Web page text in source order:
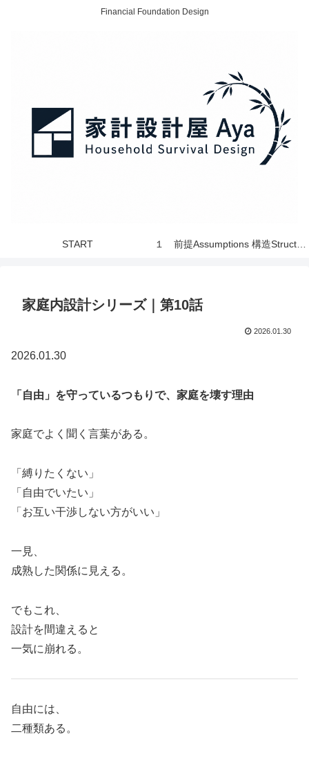
Financial Foundation Design
START
家庭内設計シリーズ｜第10話
2026.01.30
2026.01.30
「自由」を守っているつもりで、家庭を壊す理由
家庭でよく聞く言葉がある。
「縛りたくない」
「自由でいたい」
「お互い干渉しない方がいい」
一見、
成熟した関係に見える。
でもこれ、
設計を間違えると
一気に崩れる。
自由には、
二種類ある。